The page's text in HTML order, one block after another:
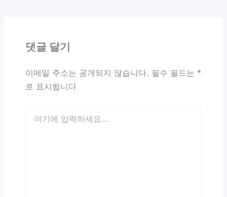
댓글 달기
이메일 주소는 공개되지 않습니다. 필수 필드는 *
로 표시됩니다